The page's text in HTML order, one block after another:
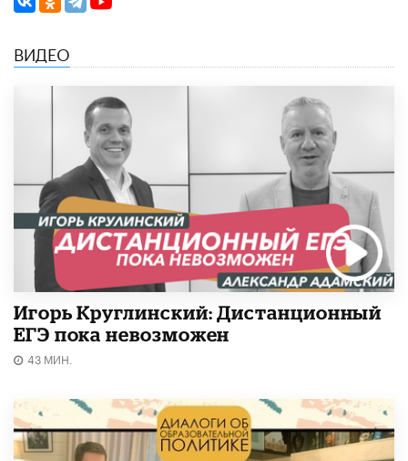
ВИДЕО
Игорь Круглинский: Дистанционный
ЕГЭ пока невозможен
43 МИН.